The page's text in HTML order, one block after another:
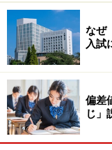
生徒会活動
成績の評価が
帰宅が遅くなる
遊ぶ時間がな
三者面談
なぜ
入試
偏差
じ」